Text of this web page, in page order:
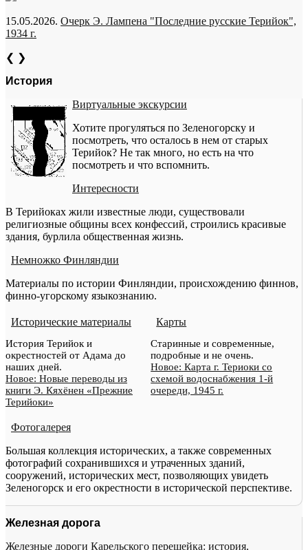
15.05.2026. Очерк Э. Лампена "Последние русские Терийок",
1934 г.
❮ ❯
История
Виртуальные экскурсии
Хотите прогуляться по Зеленогорску и
посмотреть, что осталось в нем от старых
Терийок? Не так много, но есть на что
посмотреть и что вспомнить.
Интересности
В Терийоках жили известные люди, существовали
религиозные общины всех конфессий, строились красивые
здания, бурлила общественная жизнь.
Немножко Финляндии
Материалы по истории Финляндии, происхождению финнов,
финно-угорскому языкознанию.
Исторические материалы
История Терийок и
окрестностей от Адама до
наших дней.
Новое: Новые переводы из
книги Э. Кяхёнен «Прежние
Терийоки»
Карты
Старинные и современные,
подробные и не очень.
Новое: Карта г. Териоки со
схемой водоснабжения 1-й
очереди, 1945 г.
Фотогалерея
Большая коллекция исторических, а также современных
фотографий сохранившихся и утраченных зданий,
сооружений, исторических мест, позволяющих увидеть
Зеленогорск и его окрестности в исторической перспективе.
Железная дорога
Железные дороги Карельского перешейка: история,